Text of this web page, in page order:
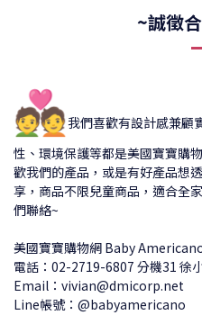
~誠徵
💑我們喜歡有設計感兼顧
性、環境保護等都是美國寶寶購
歡我們的產品，或是有好產品想
享，商品不限兒童商品，適合全
們聯絡~
美國寶寶購物網 Baby
電話：02-2719-6807 分機31 徐
Email：vivian@dmicorp.net
Line帳號：@babyamericano